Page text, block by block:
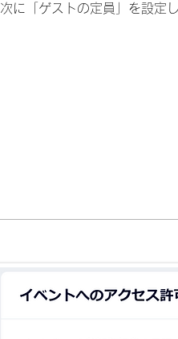
次に「ゲストの定員」を設定